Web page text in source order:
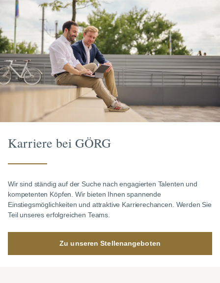
Karriere bei GÖRG
Wir sind ständig auf der Suche nach engagierten Talenten und
kompetenten Köpfen. Wir bieten Ihnen spannende
Einstiegsmöglichkeiten und attraktive Karrierechancen. Werden Sie
Teil unseres erfolgreichen Teams.
Zu unseren Stellenangeboten